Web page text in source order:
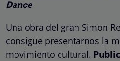
Dance
Una obra del gran Simon
consigue presentarnos la
movimiento cultural.